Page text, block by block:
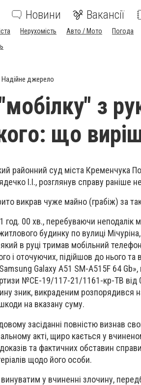
Новини Вакансії
Нерухомість Авто / Мото Погода
Надійне джерело
з
що
районний суд міста Кременчука
І.І., розглянув справу раніше
викрав чуже майно (грабіж) за
год. 00 хв., перебуваючи неподалік
будинку по вулиці
який в руці тримав мобільний
і оточуючих, підійшов до нього
Galaxy A51 SM-A515F 64 Gb»,
№СЕ-19/117-21/1161-кр-ТВ від
зник, викраденим розпорядився
на вказану суму.
засіданні повністю визнав
акті, щиро кається у
та фактичних обставин
щодо його особи.
у вчиненні злочину,